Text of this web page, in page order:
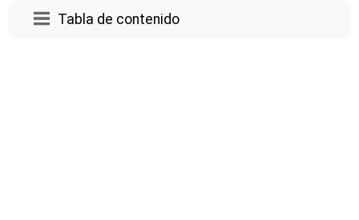
Tabla de contenido